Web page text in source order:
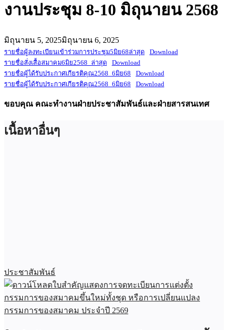
งานประชุม 8-10 มิถุนายน 2568
มิถุนายน 5, 2025มิถุนายน 6, 2025
รายชื่อผู้ลงทะเบียนเข้าร่วมการประชุม5มิย68ล่าสุด
Download
รายชื่อสั่งเสื้อสมาคม6มิย2568_ล่าสุด
Download
รายชื่อผู้ได้รับประกาศเกียรติคุณ2568_6มิย68
Download
รายชื่อผู้ได้รับประกาศเกียรติคุณ2568_6มิย68
Download
ขอบคุณ คณะทำงานฝ่ายประชาสัมพันธ์และฝ่ายสารสนเทศ
เนื้อหาอื่นๆ
ประชาสัมพันธ์